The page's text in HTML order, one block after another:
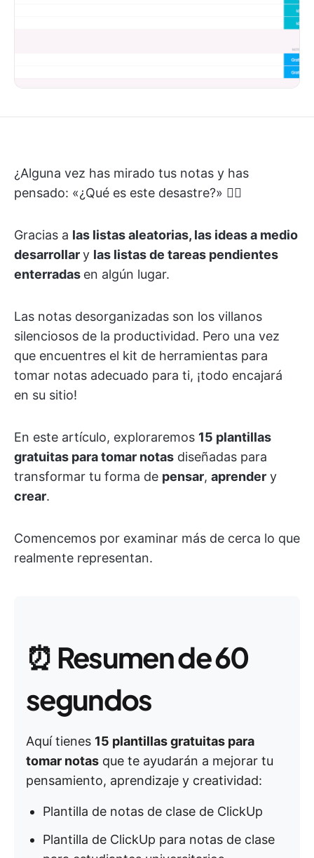
¿Alguna vez has mirado tus notas y has
pensado: «¿Qué es este desastre?» 😵‍💫
Gracias a las listas aleatorias, las ideas a medio
desarrollary las listas de tareas pendientes
enterradas en algún lugar.
Las notas desorganizadas son los villanos
silenciosos de la productividad. Pero una vez
que encuentres el kit de herramientas para
tomar notas adecuado para ti, ¡todo encajará
en su sitio!
En este artículo, exploraremos 15 plantillas
gratuitas para tomar notas diseñadas para
transformar tu forma de pensar, aprender y
crear.
Comencemos por examinar más de cerca lo que
realmente representan.
⏰ Resumen de 60
segundos
Aquí tienes 15 plantillas gratuitas para
tomar notas que te ayudarán a mejorar tu
pensamiento, aprendizaje y creatividad:
Plantilla de notas de clase de ClickUp
Plantilla de ClickUp para notas de clase